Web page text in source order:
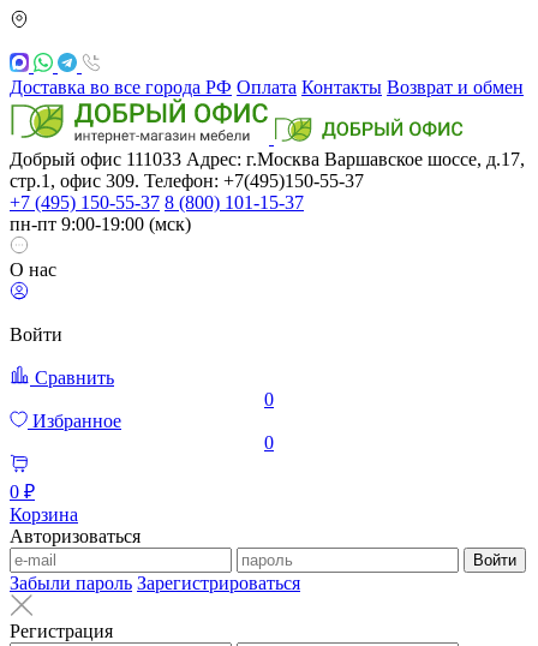
Доставка во все города РФ Оплата Контакты Возврат и обмен
Добрый офис 111033 Адрес: г.Москва Варшавское шоссе, д.17,
стр.1, офис 309. Телефон: +7(495)150-55-37
+7 (495) 150-55-37 8 (800) 101-15-37
пн-пт 9:00-19:00 (мск)
О нас
Войти
Сравнить
0
Избранное
0
0 ₽
Корзина
Авторизоваться
Войти
Забыли пароль Зарегистрироваться
Регистрация